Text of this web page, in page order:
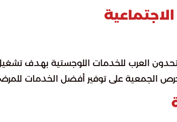
العرب للخدمات اللوجستية بهدف
حرص الجمعية على توفير أفضل الخدمات